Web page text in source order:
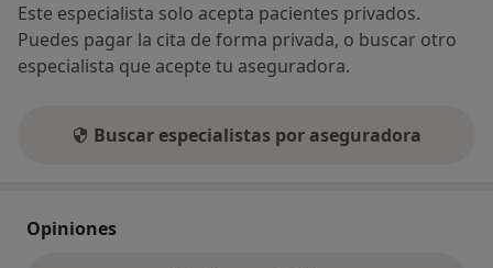
Este especialista solo acepta pacientes privados.
Puedes pagar la cita de forma privada, o buscar otro
especialista que acepte tu aseguradora.
Buscar especialistas por aseguradora
Opiniones